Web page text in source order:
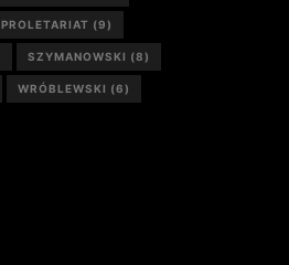
PROLETARIAT (9)
SZYMANOWSKI (8)
WRÓBLEWSKI (6)